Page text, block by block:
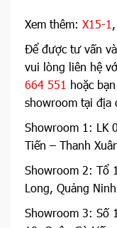
Xem thêm: X15-1,
Để được tư vấn
vui lòng liên hệ
664 551 hoặc
showroom tại địa
Showroom 1: LK
Tiến – Thanh
Showroom 2: Tổ
Long, Quảng Ninh
Showroom 3: Số